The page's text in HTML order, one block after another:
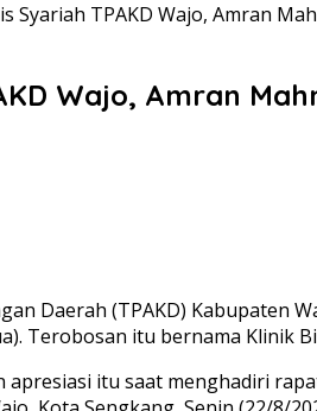
Syariah TPAKD Wajo, Amran
Wajo, Amran
Daerah (TPAKD)
Terobosan itu bernama
apresiasi itu saat menghadiri